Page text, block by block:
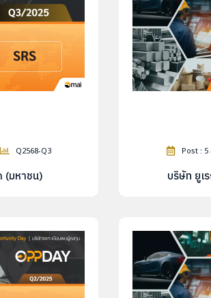
Q2568-Q3
(มหาชน)
Post : 5
บริษัท ยูเ